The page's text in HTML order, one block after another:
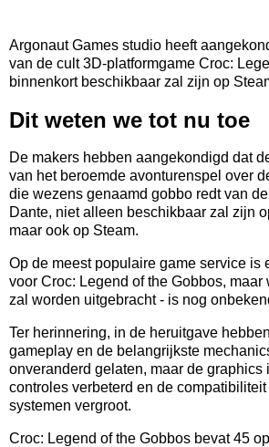
Argonaut Games studio heeft
van de cult 3D-platformgame Croc:
binnenkort beschikbaar zal zijn op
Dit weten we tot nu toe
De makers hebben aangekondigd dat
van het beroemde avonturenspel over
die wezens genaamd gobbo redt van
Dante, niet alleen beschikbaar zal zijn
maar ook op Steam.
Op de meest populaire game service is
voor Croc: Legend of the Gobbos, maar
zal worden uitgebracht - is nog
Ter herinnering, in de heruitgave
gameplay en de belangrijkste
onveranderd gelaten, maar de graphics
controles verbeterd en de
systemen vergroot.
Croc: Legend of the Gobbos bevat 45